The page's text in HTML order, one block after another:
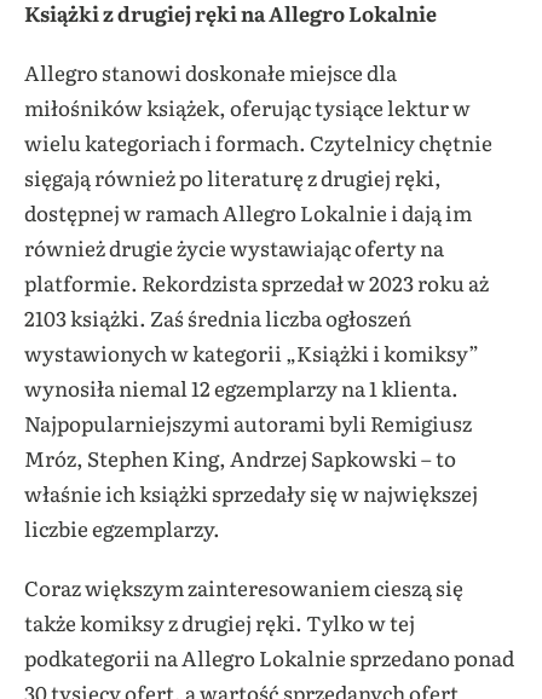
Książki z drugiej ręki na Allegro Lokalnie
Allegro stanowi doskonałe miejsce dla
miłośników książek, oferując tysiące lektur w
wielu kategoriach i formach. Czytelnicy chętnie
sięgają również po literaturę z drugiej ręki,
dostępnej w ramach Allegro Lokalnie i dają im
również drugie życie wystawiając oferty na
platformie. Rekordzista sprzedał w 2023 roku aż
2103 książki. Zaś średnia liczba ogłoszeń
wystawionych w kategorii „Książki i komiksy”
wynosiła niemal 12 egzemplarzy na 1 klienta.
Najpopularniejszymi autorami byli Remigiusz
Mróz, Stephen King, Andrzej Sapkowski – to
właśnie ich książki sprzedały się w największej
liczbie egzemplarzy.
Coraz większym zainteresowaniem cieszą się
także komiksy z drugiej ręki. Tylko w tej
podkategorii na Allegro Lokalnie sprzedano ponad
30 tysięcy ofert, a wartość sprzedanych ofert